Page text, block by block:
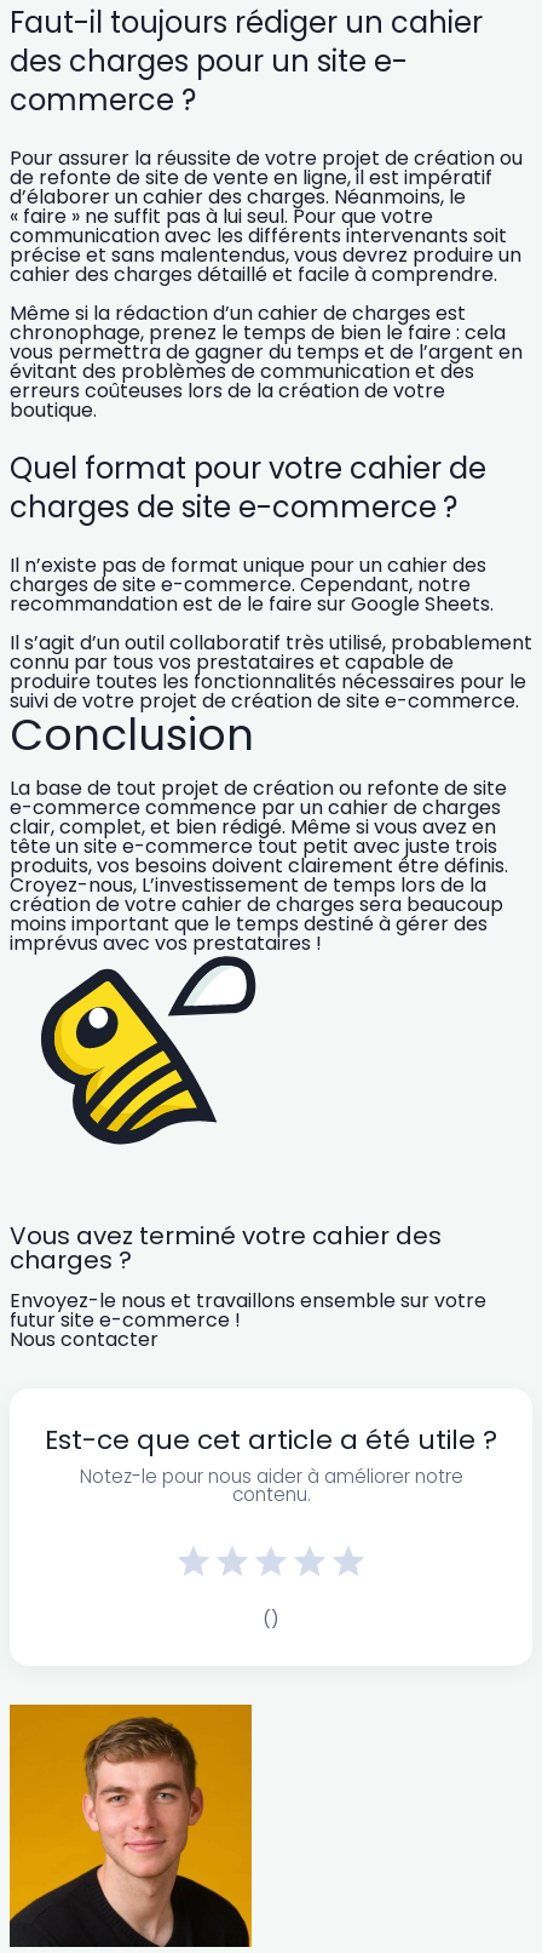
Faut-il toujours rédiger un cahier
des charges pour un site e-
commerce ?
Pour assurer la réussite de votre projet de création ou
de refonte de site de vente en ligne, il est impératif
d’élaborer un cahier des charges. Néanmoins, le
« faire » ne suffit pas à lui seul. Pour que votre
communication avec les différents intervenants soit
précise et sans malentendus, vous devrez produireun
cahier des charges détaillé et facile à comprendre.
Même si la rédaction d’un cahier de charges est
chronophage, prenez le temps de bien le faire : cela
vous permettra de gagner du temps et de l’argent en
évitant des problèmes de communication et des
erreurs coûteuses lors de la création de votre
boutique.
Quel format pour votre cahier de
charges de site e-commerce ?
Il n’existe pas de format unique pour un cahier des
charges de site e-commerce. Cependant, notre
recommandation est de le faire sur Google Sheets.
Il s’agit d’un outil collaboratif très utilisé, probablement
connu par tous vos prestataires et capable de
produire toutes les fonctionnalités nécessaires pour le
suivi de votre projet de création de site e-commerce.
Conclusion
La base de tout projet de création ou refonte de site
e-commercecommence par un cahier de charges
clair, complet, et bien rédigé. Même si vous avez en
tête un site e-commerce tout petit avec juste trois
produits, vos besoins doivent clairement être définis.
Croyez-nous, L’investissement de temps lors de la
création de votre cahier de charges sera beaucoup
moins important que le temps destiné à gérer des
imprévus avec vos prestataires !
Vous avez terminé votre cahier des
charges ?
Envoyez-le nous et travaillons ensemble sur votre
futur site e-commerce !
Nous contacter
Est-ce que cet article a été utile ?
Notez-le pour nous aider à améliorer notre
contenu.